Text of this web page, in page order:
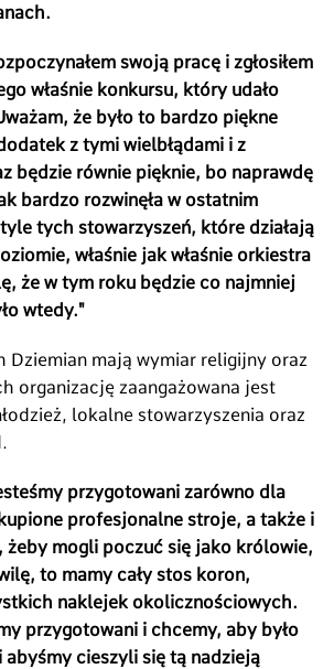
swoją pracę i zgłosiłem
właśnie konkursu, który udało
że było to bardzo piękne
z tymi wielbłądami i z
będzie równie pięknie, bo naprawdę
bardzo rozwinęła w ostatnim
tych stowarzyszeń, które działają
właśnie jak właśnie orkiestra
że w tym roku będzie co najmniej
wtedy."
Dziemian mają wymiar religijny oraz
organizację zaangażowana jest
lokalne stowarzyszenia oraz
przygotowani zarówno dla
profesjonalne stroje, a także i
żeby mogli poczuć się jako królowie,
to mamy cały stos koron,
naklejek okolicznościowych.
przygotowani i chcemy, aby było
abyśmy cieszyli się tą nadzieją